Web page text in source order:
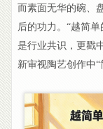
而素面无华的碗、
后的功力。“越简
是行业共识，更戳
新审视陶艺创作中“